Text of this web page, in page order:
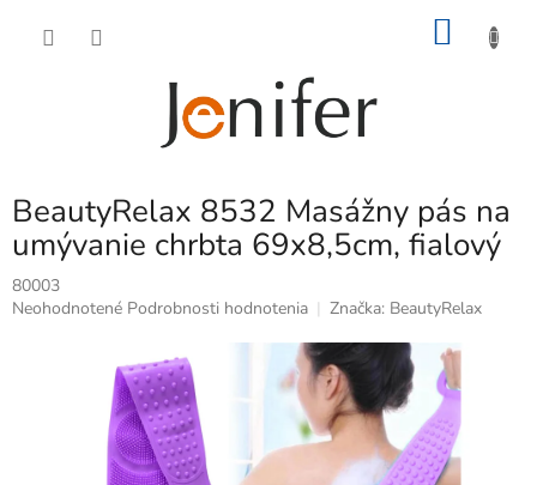
BeautyRelax 8532 Masážny pás na
umývanie chrbta 69x8,5cm, fialový
80003
Priemerné
Neohodnotené Podrobnosti hodnotenia Značka: BeautyRelax